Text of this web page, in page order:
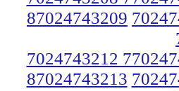
87024743209
7024743212
87024743213